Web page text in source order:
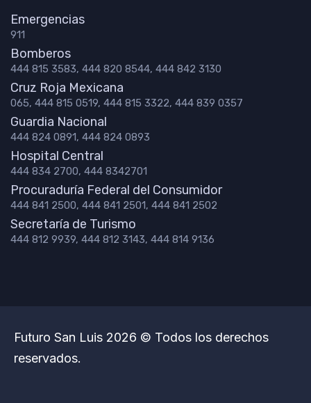
Emergencias
911
Bomberos
444 815 3583, 444 820 8544, 444 842 3130
Cruz Roja Mexicana
065, 444 815 0519, 444 815 3322, 444 839 0357
Guardia Nacional
444 824 0891, 444 824 0893
Hospital Central
444 834 2700, 444 8342701
Procuraduría Federal del Consumidor
444 841 2500, 444 841 2501, 444 841 2502
Secretaría de Turismo
444 812 9939, 444 812 3143, 444 814 9136
Futuro San Luis 2026 © Todos los derechos
reservados.